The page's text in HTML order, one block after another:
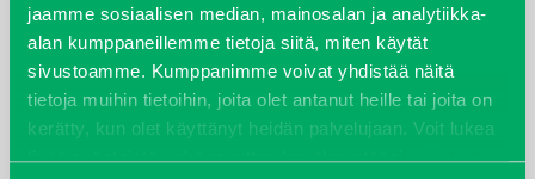
jaamme sosiaalisen median, mainosalan ja analytiikka-
alan kumppaneillemme tietoja siitä, miten käytät
sivustoamme. Kumppanimme voivat yhdistää näitä
tietoja muihin tietoihin, joita olet antanut heille tai joita on
kerätty, kun olet käyttänyt heidän palvelujaan. Voit lukea
lisää evästeistä sekä muuttaa hyväksyntääsievästeet
syyskuu 2023
joulukuu 2022
huhtikuu 2022